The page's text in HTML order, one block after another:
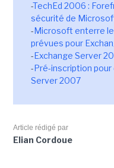
-TechEd 2006 :
sécurité de
-Microsoft enterre
prévues pour
-Exchange Server
-Pré-inscription
Server 2007
Article rédigé par
Elian Cordoue